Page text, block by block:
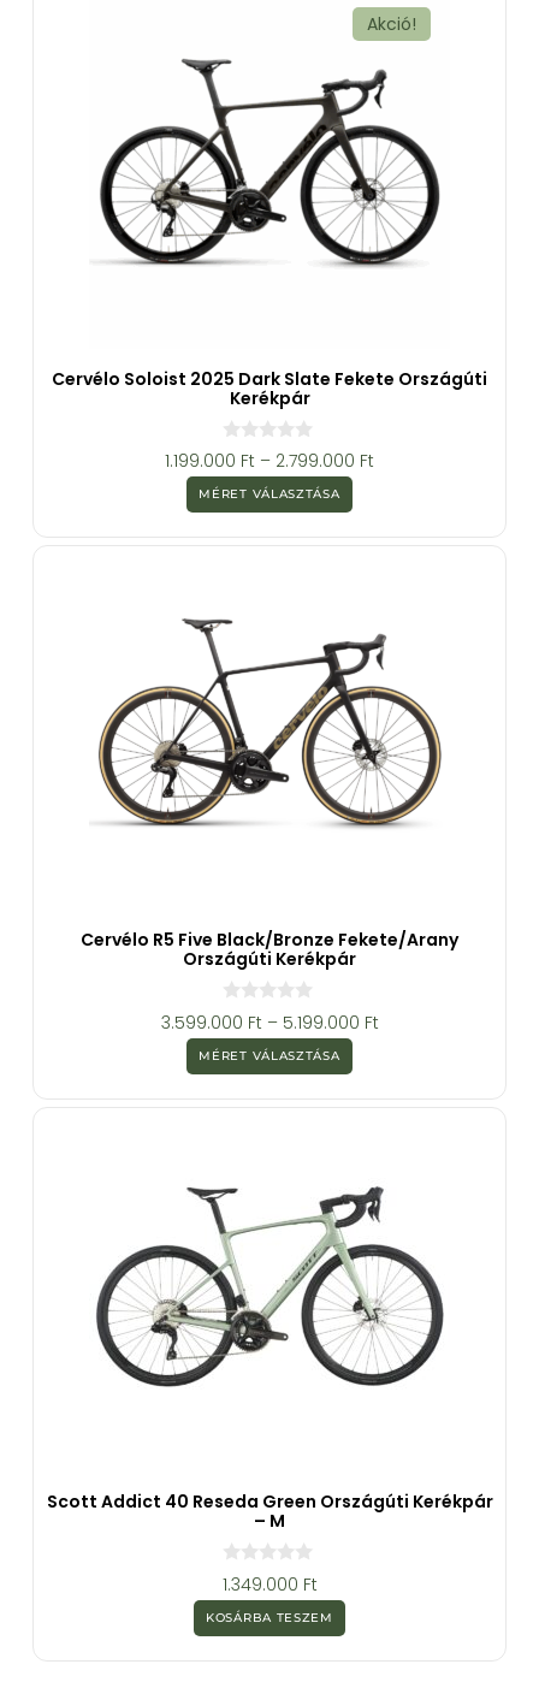
Akció!
Cervélo Soloist 2025 Dark Slate Fekete Országúti
Kerékpár
0
a
z
5
b
1.199.000 Ft – 2.799.000 Ft
MÉRET VÁLASZTÁSA
Cervélo R5 Five Black/Bronze Fekete/arany
Országúti Kerékpár
0
a
z
5
b
3.599.000 Ft – 5.199.000 Ft
MÉRET VÁLASZTÁSA
Scott Addict 40 Reseda Green Országúti Kerékpár
– M
0
a
z
5
b
1.349.000 Ft
KOSÁRBA TESZEM